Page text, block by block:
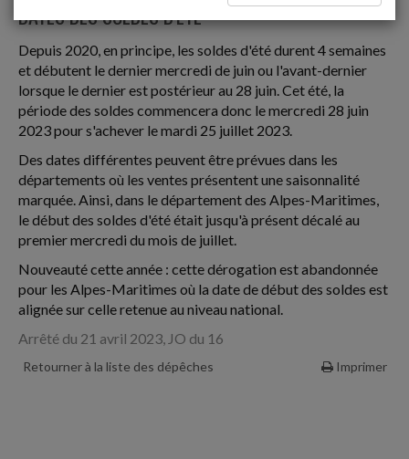
DATES DES SOLDES D'ÉTÉ
Depuis 2020, en principe, les soldes d'été durent 4 semaines
et débutent le dernier mercredi de juin ou l'avant-dernier
lorsque le dernier est postérieur au 28 juin. Cet été, la
période des soldes commencera donc le mercredi 28 juin
2023 pour s'achever le mardi 25 juillet 2023.
Des dates différentes peuvent être prévues dans les
départements où les ventes présentent une saisonnalité
marquée. Ainsi, dans le département des Alpes-Maritimes,
le début des soldes d'été était jusqu'à présent décalé au
premier mercredi du mois de juillet.
Nouveauté cette année : cette dérogation est abandonnée
pour les Alpes-Maritimes où la date de début des soldes est
alignée sur celle retenue au niveau national.
Arrêté du 21 avril 2023, JO du 16
Retourner à la liste des dépêches Imprimer